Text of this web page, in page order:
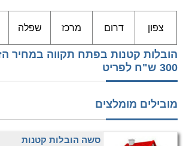
צפון דרום מרכז שפלה
הובלות קטנות בפתח תקווה במחיר
300 ש"ח לפריט
מובילים מומלצים
סשה הובלות קטנות